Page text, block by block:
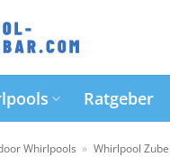
Ratgeber
Whirlpools » Whirlpool